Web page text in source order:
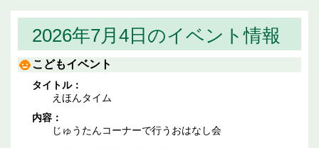
2026年7月4日のイベント情報
こどもイベント
タイトル：
えほんタイム
内容：
じゅうたんコーナーで行うおはなし会